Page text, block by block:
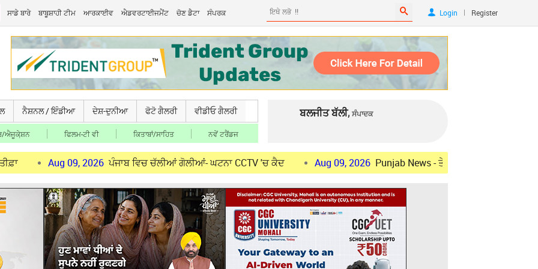
ਸਾਡੇ ਬਾਰੇ ਬਾਬੂਸ਼ਾਹੀ ਟੀਮ ਆਰਕਾਈਵ ਐਡਵਰਟਾਈਜਮੈਂਟ ਚੋਣ ਡੈਟਾ ਸੰਪਰਕ Login | Register
ਨੈਸ਼ਨਲ / ਇੰਡੀਆ ਦੇਸ਼-ਦੁਨੀਆ ਫੋਟੋ ਗੈਲਰੀ ਵੀਡੀਓ ਗੈਲਰੀ
ਐਜੂਕੇ਼ਸ਼ਨ ਫਿਲਮ-ਟੀ ਵੀ ਕਿਤਾਬਾਂ/ਸਾਹਿਤ ਨਵੇਂ ਟਰੈਂਡਜ
ਬਲਜੀਤ ਬੱਲੀ, ਸੰਪਾਦਕ
Aug 09, 2026 ਪੰਜਾਬ ਵਿਚ ਚੱਲੀਆਂ ਗੋਲੀਆਂ- ਘਟਨਾ CCTV 'ਚ ਕੈਦ Aug 09, 2026 Punjab News - ਤੇਜ਼ ਰਫ਼ਤਾਰ ਕਾਰ ਨੇ ਕਾਂਵੜੀਆਂ ਨੂੰ